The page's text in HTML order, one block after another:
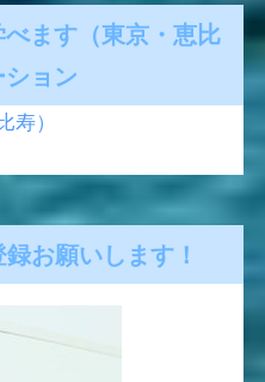
ます（東京・恵比
ョン
寿）
お願いします！